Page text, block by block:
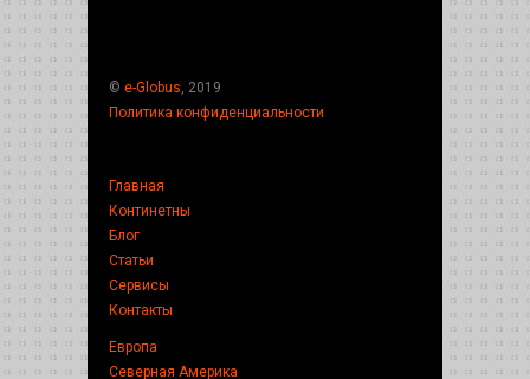
© e-Globus , 2019
Политика конфиденциальности
Главная
Континетны
Блог
Статьи
Сервисы
Контакты
Европа
Северная Америка